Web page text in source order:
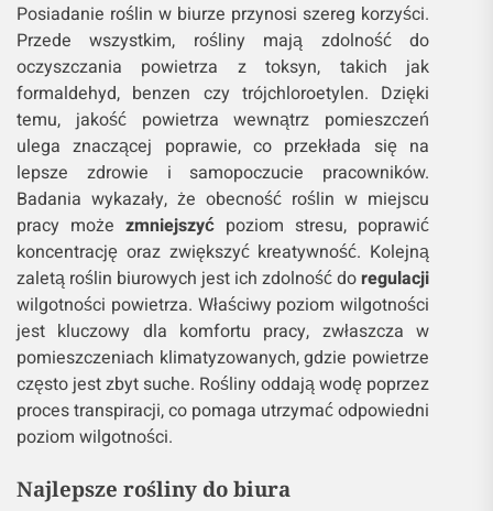
Posiadanie roślin w biurze przynosi szereg korzyści.
Przede wszystkim, rośliny mają zdolność do
oczyszczania powietrza z toksyn, takich jak
formaldehyd, benzen czy trójchloroetylen. Dzięki
temu, jakość powietrza wewnątrz pomieszczeń
ulega znaczącej poprawie, co przekłada się na
lepsze zdrowie i samopoczucie pracowników.
Badania wykazały, że obecność roślin w miejscu
pracy możezmniejszyć poziom stresu, poprawić
koncentrację oraz zwiększyć kreatywność. Kolejną
zaletą roślin biurowych jest ich zdolność doregulacji
wilgotności powietrza. Właściwy poziom wilgotności
jest kluczowy dla komfortu pracy, zwłaszcza w
pomieszczeniach klimatyzowanych, gdzie powietrze
często jest zbyt suche. Rośliny oddają wodę poprzez
proces transpiracji, co pomaga utrzymać odpowiedni
poziom wilgotności.
Najlepsze rośliny do biura